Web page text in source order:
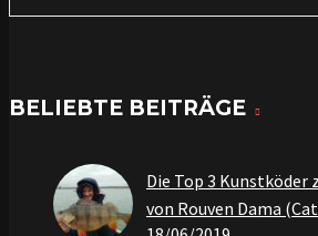
BELIEBTE BEITRÄGE
Die Top 3 Kunstköder
von Rouven Dama